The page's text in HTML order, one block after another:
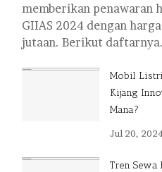
memberikan penawaran
GIIAS 2024 dengan
jutaan. Berikut
Mobil
Kijang
Mana?
Jul 20,
Tren